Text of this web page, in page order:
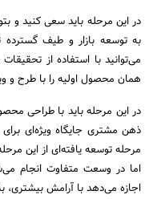
در این مرحله باید سعی کنید و
به توسعه بازار و طیف
می‌توانید با استفاده از
همان محصول اولیه را با طرح و
در این مرحله باید با طراحی
ذهن مشتری جایگاه ویژه‌ای
مرحله توسعه یافته‌ای از این
اما در وسعت متفاوت انجام
اجازه می‌دهد با آرامش بیشتری،